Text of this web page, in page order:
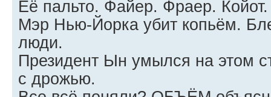
Её пальто. Файер. Фраер.
Мэр Нью-Йорка убит копьём.
люди.
Президент Ын умылся на этом
с дрожью.